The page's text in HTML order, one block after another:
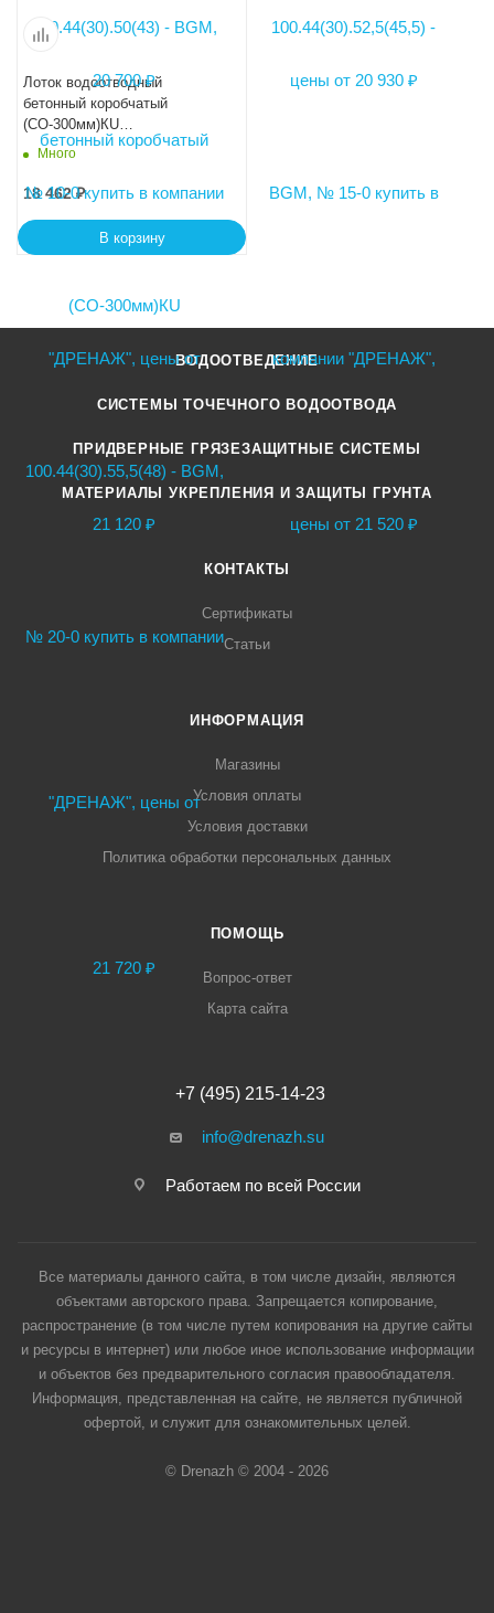
Лоток водоотводный
бетонный коробчатый
(СО-300мм)КU
100.44(30).55,5(48) - BGМ, №
Много
18 462₽
В корзину
ВОДООТВЕДЕНИЕ
СИСТЕМЫ ТОЧЕЧНОГО ВОДООТВОДА
ПРИДВЕРНЫЕ ГРЯЗЕЗАЩИТНЫЕ СИСТЕМЫ
МАТЕРИАЛЫ УКРЕПЛЕНИЯ И ЗАЩИТЫ ГРУНТА
КОНТАКТЫ
Сертификаты
Статьи
ИНФОРМАЦИЯ
Магазины
Условия оплаты
Условия доставки
Политика обработки персональных данных
ПОМОЩЬ
Вопрос-ответ
Карта сайта
+7 (495) 215-14-23
info@drenazh.su
Работаем по всей России
Все материалы данного сайта, в том числе дизайн, являются
объектами авторского права. Запрещается копирование,
распространение (в том числе путем копирования на другие сайты
и ресурсы в интернет) или любое иное использование информации
и объектов без предварительного согласия правообладателя.
Информация, представленная на сайте, не является публичной
офертой, и служит для ознакомительных целей.
© Drenazh © 2004 - 2026